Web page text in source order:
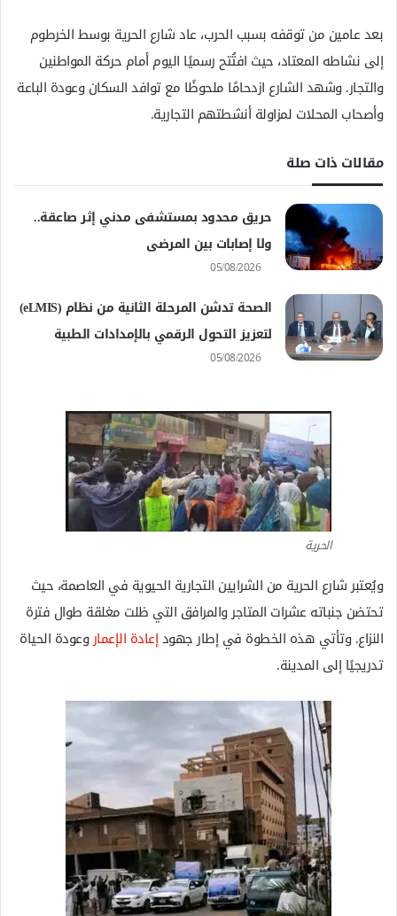
بعد عامين من توقفه بسبب الحرب، عاد شارع الحرية بوسط الخرطوم
إلى نشاطه المعتاد، حيث افتُتح رسميًا اليوم أمام حركة المواطنين
والتجار. وشهد الشارع ازدحامًا ملحوظًا مع توافد السكان وعودة الباعة
وأصحاب المحلات لمزاولة أنشطتهم التجارية.
مقالات ذات صلة
حريق محدود بمستشفى مدني إثر صاعقة..
ولا إصابات بين المرضى
05/08/2026
الصحة تدشن المرحلة الثانية من نظام (eLMIS)
لتعزيز التحول الرقمي بالإمدادات الطبية
05/08/2026
الحرية
ويُعتبر شارع الحرية من الشرايين التجارية الحيوية في العاصمة، حيث
تحتضن جنباته عشرات المتاجر والمرافق التي ظلت مغلقة طوال فترة
النزاع. وتأتي هذه الخطوة في إطار جهودإعادة الإعماروعودة الحياة
تدريجيًا إلى المدينة.